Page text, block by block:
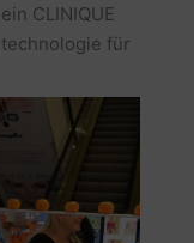
CLINIQUE
für